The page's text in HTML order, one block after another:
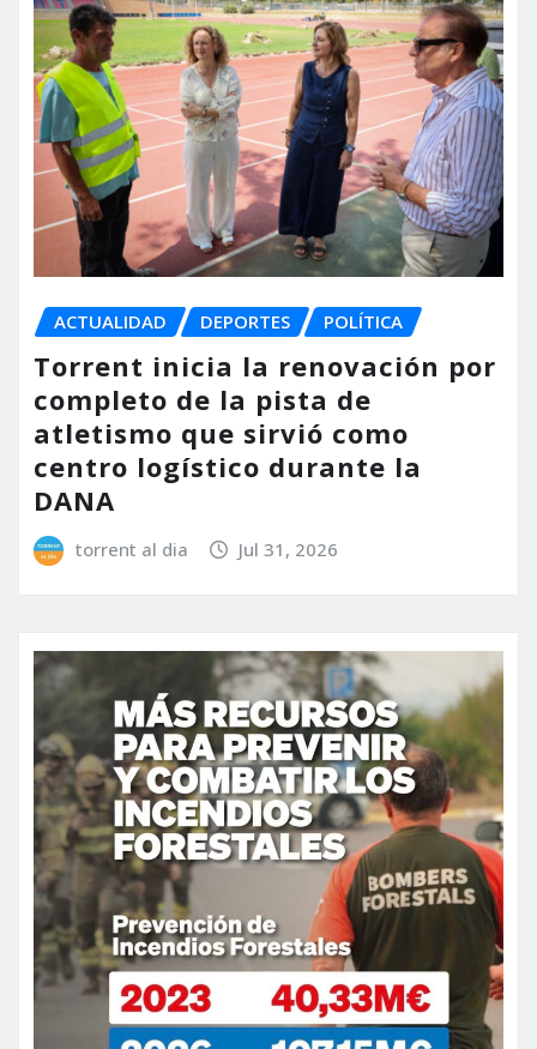
ACTUALIDAD DEPORTES POLÍTICA
Torrent inicia la renovación por
completo de la pista de
atletismo que sirvió como
centro logístico durante la
DANA
torrent al dia Jul 31, 2026